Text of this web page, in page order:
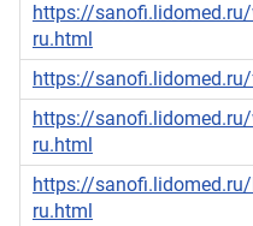
https://
ru.html
https://
https://
ru.html
https://
ru.html